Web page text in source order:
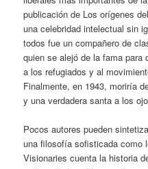
publicación de Los orígenes
una celebridad intelectual sin
todos fue un compañero de
quien se alejó de la fama para
a los refugiados y al
Finalmente, en 1943, moriría
y una verdadera santa a los
Pocos autores pueden
una filosofía sofisticada como
Visionaries cuenta la historia